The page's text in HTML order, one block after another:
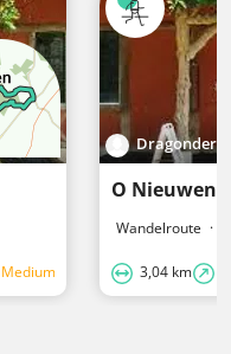
Medium
Dragonders
O
Wandelroute ·
3,04 km